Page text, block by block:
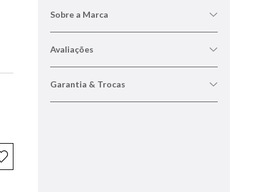
Sobre a Marca
Avaliações
Garantia & Trocas